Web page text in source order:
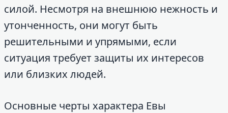
силой. Несмотря на внешнюю нежность и
утонченность, они могут быть
решительными и упрямыми, если
ситуация требует защиты их интересов
или близких людей.
Основные черты характера Евы